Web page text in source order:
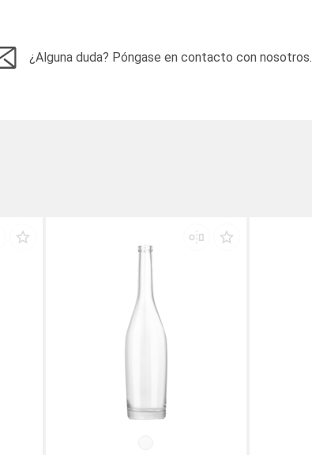
¿Alguna duda? Póngase en contacto con nosotros.